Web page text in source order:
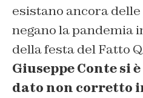
esistano ancora
negano la pandemia
della festa del Fatto
Giuseppe Conte si
dato non corretto